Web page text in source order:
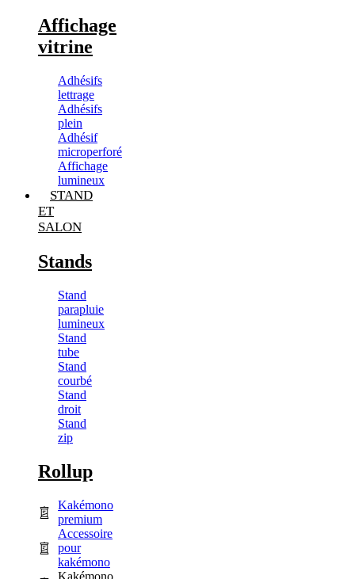
Affichage
vitrine
Adhésifs
lettrage
Adhésifs
plein
Adhésif
microperforé
Affichage
lumineux
STAND
ET
SALON
Stands
Stand
parapluie
lumineux
Stand
tube
Stand
courbé
Stand
droit
Stand
zip
Rollup
Kakémono
premium
Accessoire
pour
kakémono
Kakémono